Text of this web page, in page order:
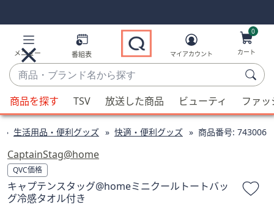
Links
Links2
メニュー 番組表
商
品・
ブ
ラ
ン
名
か
ら
探
候
補
利
用
可
能
な
マイアカウント
0
カート
商品を探す TSV 放送した商品 ビューティ ファ
生活用品・便利グッズ 快適・便利グッズ 商品番号: 743006
CaptainStag@home
QVC価格
キャプテンスタッグ@homeミニクールトートバッ
グ冷感タオル付き